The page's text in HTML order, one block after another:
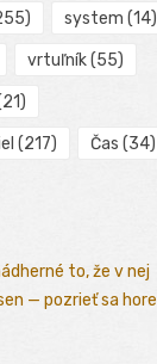
system (14)
vrtuľník(55)
(217) Čas (34)
to, že v nej
— pozrieť sa hore